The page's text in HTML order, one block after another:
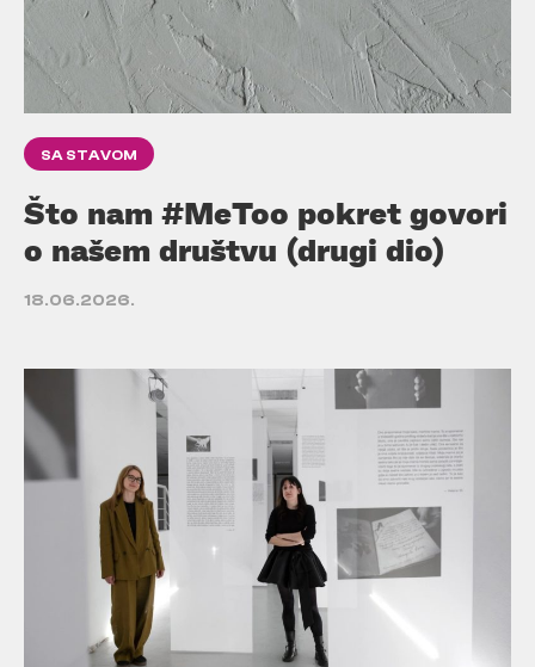
SA STAVOM
Što nam #MeToo pokret govori
o našem društvu (drugi dio)
18.06.2026.